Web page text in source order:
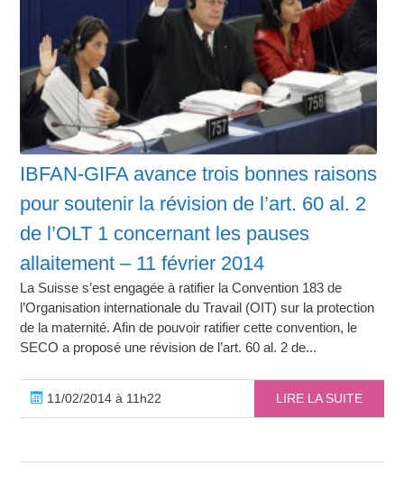
IBFAN-GIFA avance trois bonnes raisons
pour soutenir la révision de l’art. 60 al. 2
de l’OLT 1 concernant les pauses
allaitement – 11 février 2014
La Suisse s’est engagée à ratifier la Convention 183 de
l’Organisation internationale du Travail (OIT) sur la protection
de la maternité. Afin de pouvoir ratifier cette convention, le
SECO a proposé une révision de l’art. 60 al. 2 de...
11/02/2014 à 11h22 LIRE LA SUITE